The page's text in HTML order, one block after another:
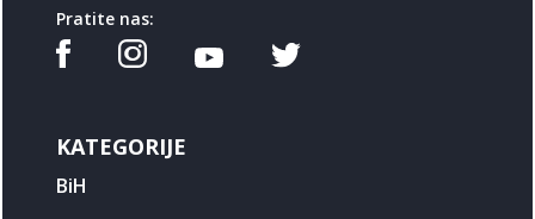
Pratite nas:
KATEGORIJE
BiH